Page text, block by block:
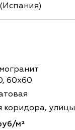
60х60
коридора, улицы
м²